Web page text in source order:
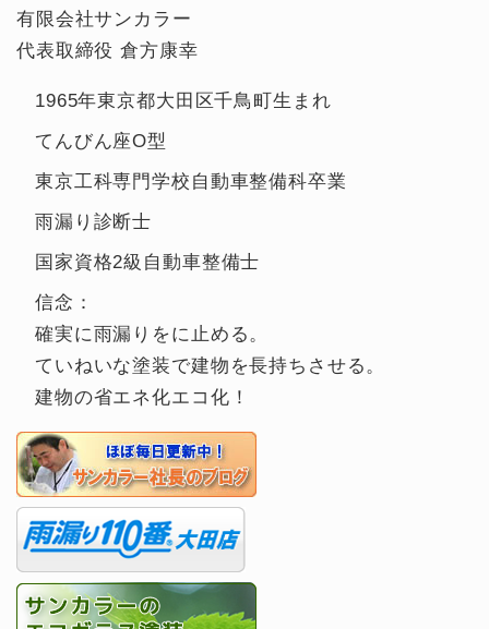
有限会社サンカラー
代表取締役 倉方康幸
1965年東京都大田区千鳥町生まれ
てんびん座O型
東京工科専門学校自動車整備科卒業
雨漏り診断士
国家資格2級自動車整備士
信念：
確実に雨漏りをに止める。
ていねいな塗装で建物を長持ちさせる。
建物の省エネ化エコ化！